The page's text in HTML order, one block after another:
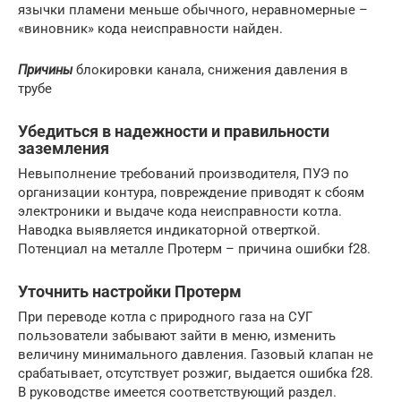
язычки пламени меньше обычного, неравномерные –
«виновник» кода неисправности найден.
Причиныблокировки канала, снижения давления в
трубе
Убедиться в надежности и правильности
заземления
Невыполнение требований производителя, ПУЭ по
организации контура, повреждение приводят к сбоям
электроники и выдаче кода неисправности котла.
Наводка выявляется индикаторной отверткой.
Потенциал на металле Протерм – причина ошибки f28.
Уточнить настройки Протерм
При переводе котла с природного газа на СУГ
пользователи забывают зайти в меню, изменить
величину минимального давления. Газовый клапан не
срабатывает, отсутствует розжиг, выдается ошибка f28.
В руководстве имеется соответствующий раздел.